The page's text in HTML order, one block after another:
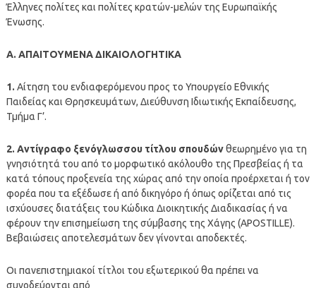
Έλληνες πολίτες και πολίτες κρατών-μελών της Ευρωπαϊκής
Ένωσης.
Α. ΑΠΑΙΤΟΥΜΕΝΑ ΔΙΚΑΙΟΛΟΓΗΤΙΚΑ
1. Αίτηση του ενδιαφερόμενου προς το Υπουργείο Εθνικής
Παιδείας και Θρησκευμάτων, Διεύθυνση Ιδιωτικής Εκπαίδευσης,
Τμήμα Γ’.
2. Αντίγραφο ξενόγλωσσου τίτλου σπουδώνθεωρημένο για τη
γνησιότητά του από το μορφωτικό ακόλουθο της Πρεσβείας ή τα
κατά τόπους προξενεία της χώρας από την οποία προέρχεται ή τον
φορέα που τα εξέδωσε ή από δικηγόρο ή όπως ορίζεται από τις
ισχύουσες διατάξεις του Κώδικα Διοικητικής Διαδικασίας ή να
φέρουν την επισημείωση της σύμβασης της Χάγης (APOSTILLE).
Βεβαιώσεις αποτελεσμάτων δεν γίνονται αποδεκτές.
Οι πανεπιστημιακοί τίτλοι του εξωτερικού θα πρέπει να
συνοδεύονται από